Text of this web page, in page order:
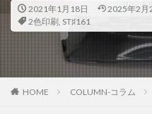
2021年1月18日 2025年2月
2色印刷, ST♯161
HOME COLUMN-コラム